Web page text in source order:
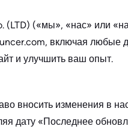
(LTD) («мы», «нас» или
включая
и улучшить ваш опыт.
вносить изменения в
дату «Последнее